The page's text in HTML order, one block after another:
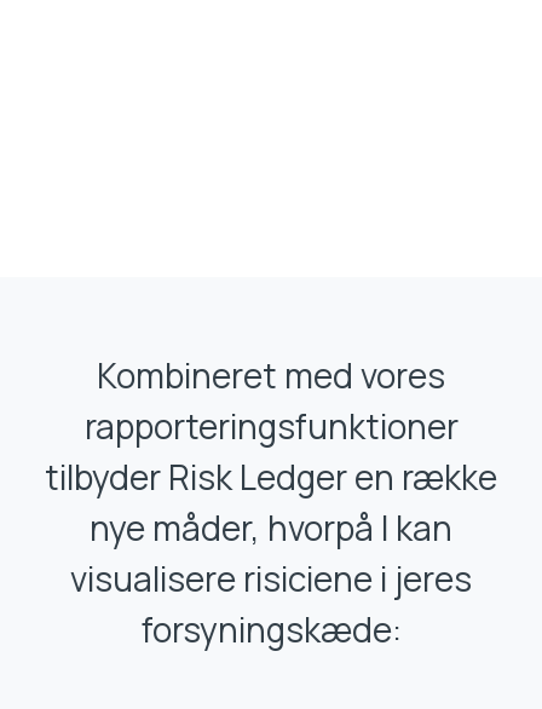
Kombineret med vores
rapporteringsfunktioner
tilbyder Risk Ledger en række
nye måder, hvorpå I kan
visualisere risiciene i jeres
forsyningskæde: